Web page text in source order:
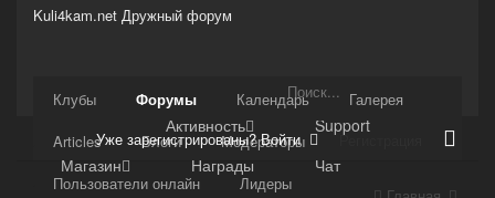
Kuli4kam.net Дружный форум
Сайт
Клубы Форумы Календарь
Галерея
Articles
Блоги
Модераторы
Пользователи онлайн
Лидеры
Активность
Support
Магазин
Награды
Чат
Уже зарегистрированы? Войти Регистрация